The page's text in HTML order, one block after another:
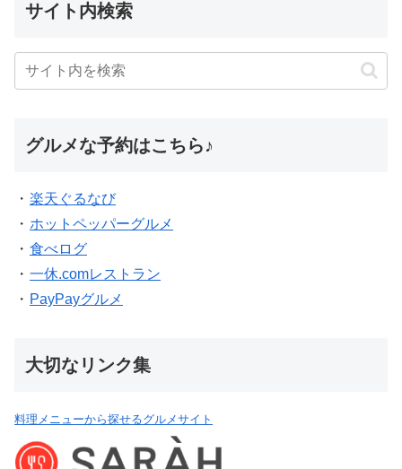
サイト内検索
グルメな予約はこちら♪
・ 楽天ぐるなび
・ ホットペッパーグルメ
・ 食べログ
・ 一休.comレストラン
・ PayPayグルメ
大切なリンク集
料理メニューから探せるグルメサイト